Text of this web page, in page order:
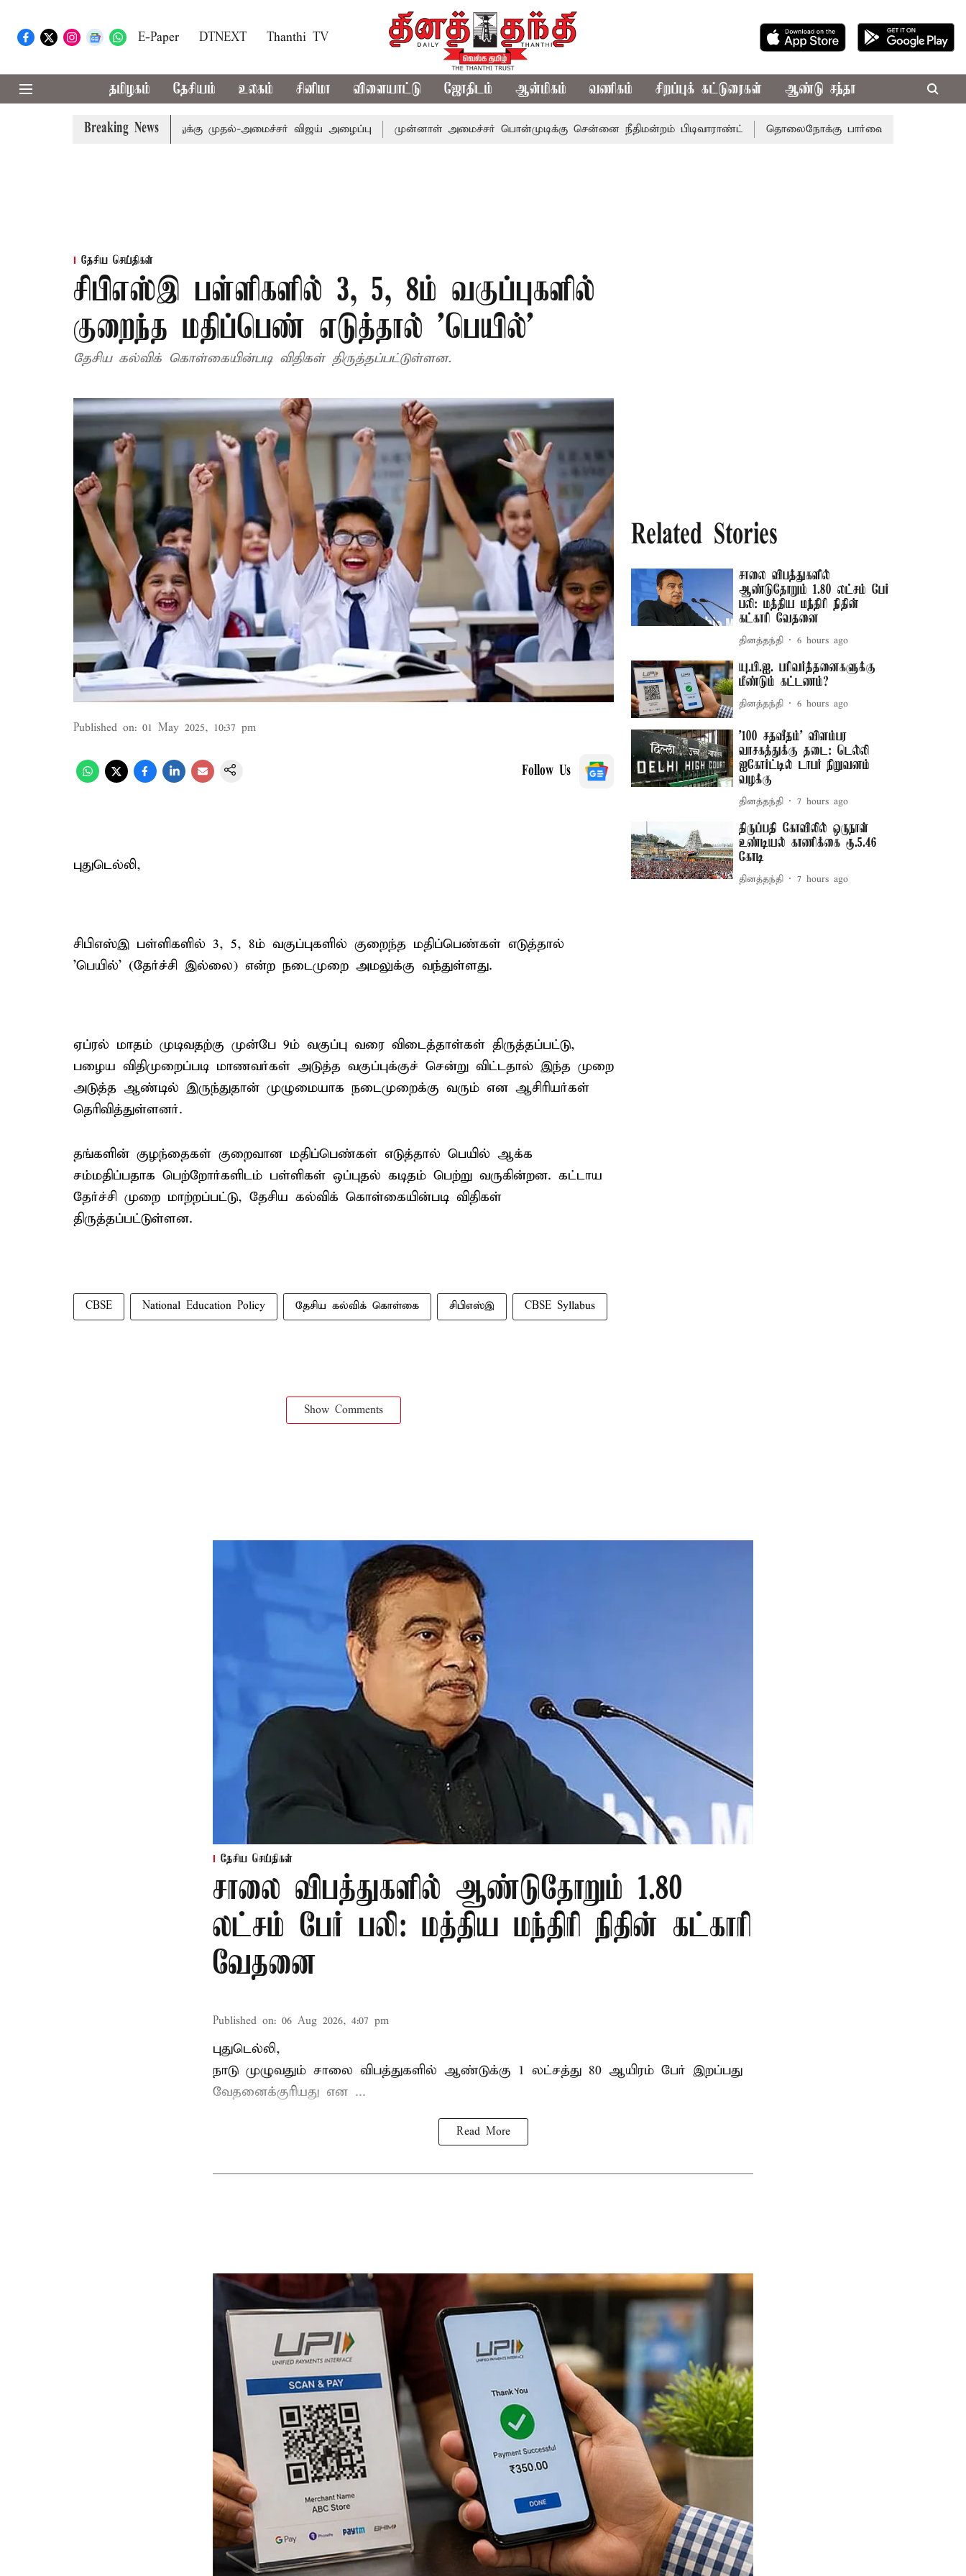
E-Paper DTNEXT Thanthi TV
தமிழகம் தேசியம் உலகம் சினிமா விளையாட்டு ஜோதிடம் ஆன்மிகம் வணிகம் சிறப்புக் கட்டுரைகள் ஆண்டு சந்தா
Breaking News
எம்.பி.க்கள் கூட்டத்துக்கு முதல்-அமைச்சர் விஜய் அழைப்பு முன்னாள் அமைச்சர் பொன்முடிக்கு சென்னை நீதிமன்றம் பிடிவாராண்ட் தொலைநோக்கு பார்வையுடன் கூடிய வேளாண்
தேசிய செய்திகள்
சிபிஎஸ்இ பள்ளிகளில் 3, 5, 8ம் வகுப்புகளில்
குறைந்த மதிப்பெண் எடுத்தால் 'பெயில்'
தேசிய கல்விக் கொள்கையின்படி விதிகள் திருத்தப்பட்டுள்ளன.
Published on: 01 May 2025, 10:37 pm
Follow Us
புதுடெல்லி,
சிபிஎஸ்இ பள்ளிகளில் 3, 5, 8ம் வகுப்புகளில் குறைந்த மதிப்பெண்கள் எடுத்தால்
'பெயில்' (தேர்ச்சி இல்லை) என்ற நடைமுறை அமலுக்கு வந்துள்ளது.
ஏப்ரல் மாதம் முடிவதற்கு முன்பே 9ம் வகுப்பு வரை விடைத்தாள்கள் திருத்தப்பட்டு,
பழைய விதிமுறைப்படி மாணவர்கள் அடுத்த வகுப்புக்குச் சென்று விட்டதால் இந்த முறை
அடுத்த ஆண்டில் இருந்துதான் முழுமையாக நடைமுறைக்கு வரும் என ஆசிரியர்கள்
தெரிவித்துள்ளனர்.
தங்களின் குழந்தைகள் குறைவான மதிப்பெண்கள் எடுத்தால் பெயில் ஆக்க
சம்மதிப்பதாக பெற்றோர்களிடம் பள்ளிகள் ஒப்புதல் கடிதம் பெற்று வருகின்றன. கட்டாய
தேர்ச்சி முறை மாற்றப்பட்டு, தேசிய கல்விக் கொள்கையின்படி விதிகள்
திருத்தப்பட்டுள்ளன.
CBSE National Education Policy தேசிய கல்விக் கொள்கை சிபிஎஸ்இ CBSE Syllabus
Show Comments
Related Stories
சாலை விபத்துகளில்
ஆண்டுதோறும் 1.80 லட்சம் பேர்
பலி: மத்திய மந்திரி நிதின்
கட்காரி வேதனை
தினத்தந்தி 6 hours ago
யு.பி.ஐ. பரிவர்த்தனைகளுக்கு
மீண்டும் கட்டணம்?
தினத்தந்தி 6 hours ago
'100 சதவீதம்' விளம்பர
வாசகத்துக்கு தடை: டெல்லி
ஐகோர்ட்டில் டாபர் நிறுவனம்
வழக்கு
தினத்தந்தி 7 hours ago
திருப்பதி கோவிலில் ஒருநாள்
உண்டியல் காணிக்கை ரூ.5.46
கோடி
தினத்தந்தி 7 hours ago
தேசிய செய்திகள்
சாலை விபத்துகளில் ஆண்டுதோறும் 1.80
லட்சம் பேர் பலி: மத்திய மந்திரி நிதின் கட்காரி
வேதனை
Published on: 06 Aug 2026, 4:07 pm
புதுடெல்லி,
நாடு முழுவதும் சாலை விபத்துகளில் ஆண்டுக்கு 1 லட்சத்து 80 ஆயிரம் பேர் இறப்பது
வேதனைக்குரியது என ...
Read More